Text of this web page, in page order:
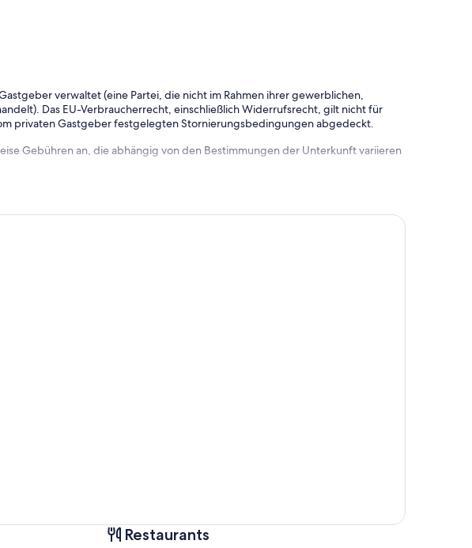
verwaltet (eine Partei, die nicht im Rahmen ihrer gewerblichen,
Das EU-Verbraucherrecht, einschließlich Widerrufsrecht, gilt nicht für
privaten Gastgeber festgelegten Stornierungsbedingungen abgedeckt.
Gebühren an, die abhängig von den Bestimmungen der Unterkunft variieren
Restaurants